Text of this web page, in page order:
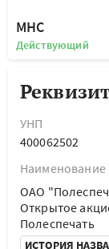
МНС
Действующий
УНП
400062502
Наименование
ОАО
Открытое
Полеспечать
ИСТОРИЯ